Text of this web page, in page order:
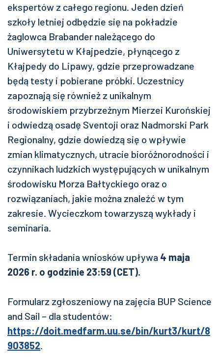
ekspertów z całego regionu. Jeden dzień
szkoły letniej odbędzie się na pokładzie
żaglowca Brabander należącego do
Uniwersytetu w Kłajpedzie, płynącego z
Kłajpedy do Lipawy, gdzie przeprowadzane
będą testy i pobierane próbki. Uczestnicy
zapoznają się również z unikalnym
środowiskiem przybrzeżnym Mierzei Kurońskiej
i odwiedzą osadę Sventoji oraz Nadmorski Park
Regionalny, gdzie dowiedzą się o wpływie
zmian klimatycznych, utracie bioróżnorodności i
czynnikach ludzkich występujących w unikalnym
środowisku Morza Bałtyckiego oraz o
rozwiązaniach, jakie można znaleźć w tym
zakresie. Wycieczkom towarzyszą wykłady i
seminaria.
Termin składania wniosków upływa 4 maja
2026 r. o godzinie 23:59 (CET).
Formularz zgłoszeniowy na zajęcia BUP Science
and Sail – dla studentów:
https://doit.medfarm.uu.se/bin/kurt3/kurt/8
903852.